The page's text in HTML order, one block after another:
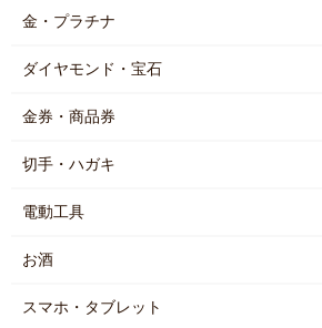
金・プラチナ
ダイヤモンド・宝石
金券・商品券
切手・ハガキ
電動工具
お酒
スマホ・タブレット